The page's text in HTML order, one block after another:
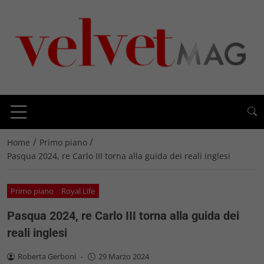
Home / Primo piano /
Pasqua 2024, re Carlo III torna alla guida dei reali inglesi
Primo piano Royal Life
Pasqua 2024, re Carlo III torna alla guida dei
reali inglesi
Roberta Gerboni - 29 Marzo 2024